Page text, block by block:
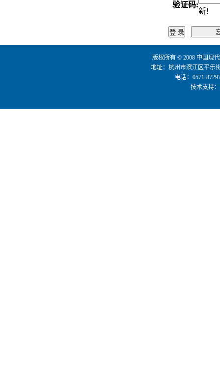
验证码:
新!
版权所有 © 2008 中国现
地址：杭州市滨江区平乐
电话：0571-
技术支持：